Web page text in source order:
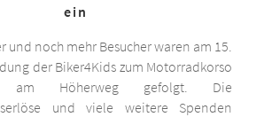
ein
und noch mehr Besucher waren am 15.
der Biker4Kids zum Motorradkorso
Höherweg gefolgt. Die
und viele weitere Spenden